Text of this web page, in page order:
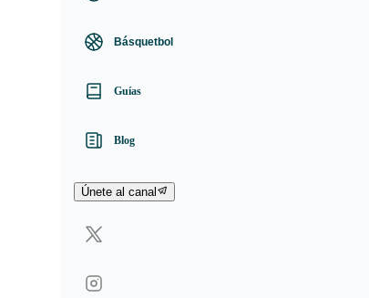
Básquetbol
Guías
Blog
Únete al canal